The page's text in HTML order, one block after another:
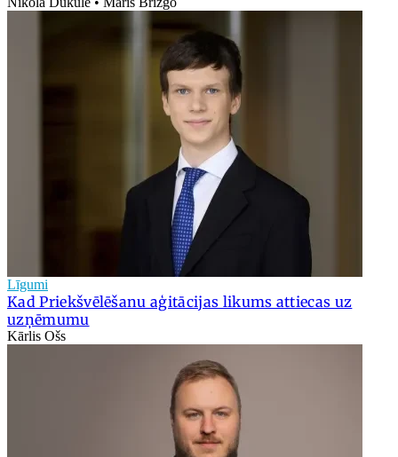
Līgumi
Kad Priekšvēlēšanu aģitācijas likums attiecas uz
uzņēmumu
Kārlis Ošs